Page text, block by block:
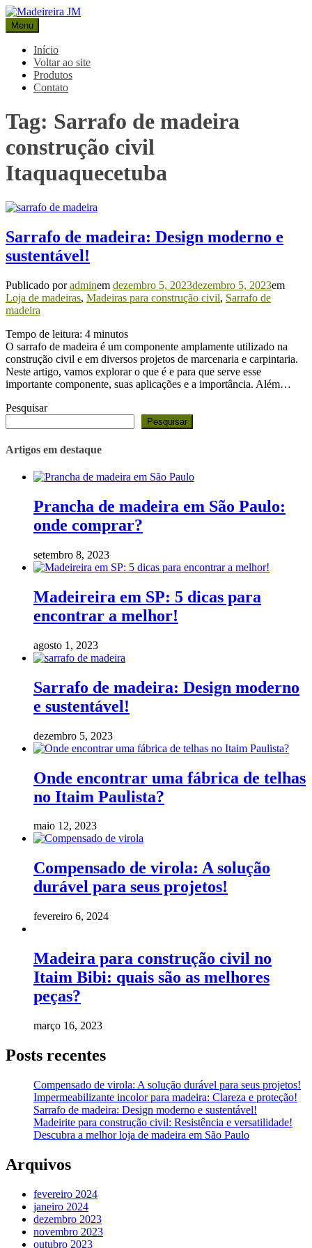
Pular
para
o
conteúdo
Madeireira JM
Blog Madeireira JM
Menu
Início
Voltar ao site
Produtos
Contato
Tag: Sarrafo de madeira
construção civil
Itaquaquecetuba
Sarrafo de madeira: Design moderno e
sustentável!
Publicado poradminem dezembro 5, 2023dezembro 5, 2023em
Loja de madeiras, Madeiras para construção civil, Sarrafo de
madeira
Tempo de leitura: 4 minutos
O sarrafo de madeira é um componente amplamente utilizado na
construção civil e em diversos projetos de marcenaria e carpintaria.
Neste artigo, vamos explorar o que é e para que serve esse
importante componente, suas aplicações e a importância. Além…
Pesquisar
Pesquisar
Artigos em destaque
Prancha de madeira em São Paulo:
onde comprar?
setembro 8, 2023
Madeireira em SP: 5 dicas para
encontrar a melhor!
agosto 1, 2023
Sarrafo de madeira: Design moderno
e sustentável!
dezembro 5, 2023
Onde encontrar uma fábrica de telhas
no Itaim Paulista?
maio 12, 2023
Compensado de virola: A solução
durável para seus projetos!
fevereiro 6, 2024
Madeira para construção civil no
Itaim Bibi: quais são as melhores
peças?
março 16, 2023
Posts recentes
Compensado de virola: A solução durável para seus projetos!
Impermeabilizante incolor para madeira: Clareza e proteção!
Sarrafo de madeira: Design moderno e sustentável!
Madeirite para construção civil: Resistência e versatilidade!
Descubra a melhor loja de madeira em São Paulo
Arquivos
fevereiro 2024
janeiro 2024
dezembro 2023
novembro 2023
outubro 2023